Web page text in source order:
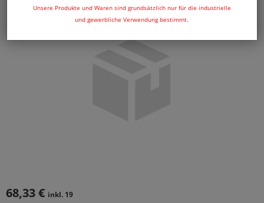
Unsere Produkte und Waren sind grundsätzlich nur für die industrielle
und gewerbliche Verwendung bestimmt.
68,33 € inkl. 19